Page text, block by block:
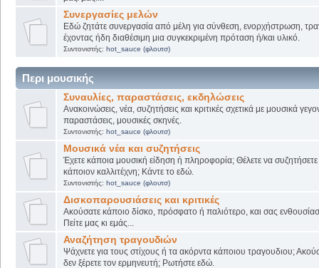
Συνεργασίες μελών
Εδώ ζητάτε συνεργασία από μέλη για σύνθεση, ενορχήστρωση,
έχοντας ήδη διαθέσιμη μια συγκεκριμένη πρόταση ή/και υλικό.
Συντονιστής: hot_sauce (φλουτσ)
Περι μουσικής
Συναυλίες, παραστάσεις, εκδηλώσεις
Ανακοινώσεις, νέα, συζητήσεις και κριτικές σχετικά με μουσικά
παραστάσεις, μουσικές σκηνές.
Συντονιστής: hot_sauce (φλουτσ)
Μουσικά νέα και συζητήσεις
Έχετε κάποια μουσική είδηση ή πληροφορία; Θέλετε να
κάποιον καλλιτέχνη; Κάντε το εδώ.
Συντονιστής: hot_sauce (φλουτσ)
Δισκοπαρουσιάσεις και κριτικές
Ακούσατε κάποιο δίσκο, πρόσφατο ή παλιότερο, και σας
Πείτε μας κι εμάς...
Αναζήτηση τραγουδιών
Ψάχνετε για τους στίχους ή τα ακόρντα κάποιου τραγουδιου;
δεν ξέρετε τον ερμηνευτή; Ρωτήστε εδώ.